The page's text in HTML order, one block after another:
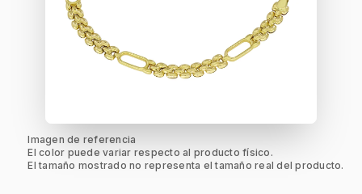
Imagen de referencia
El color puede variar respecto al producto físico.
El tamaño mostrado no representa el tamaño real del producto.